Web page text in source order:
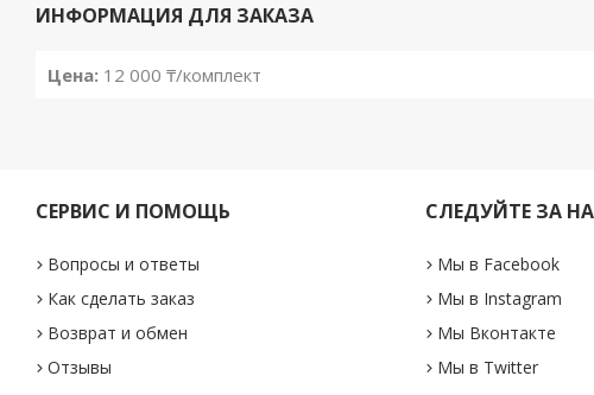
ИНФОРМАЦИЯ ДЛЯ ЗАКАЗА
Цена: 12 000 ₸/комплект
СЕРВИС И ПОМОЩЬ
Вопросы и ответы
Как сделать заказ
Возврат и обмен
Отзывы
СЛЕДУЙТЕ ЗА
Мы в Facebook
Мы в Instagram
Мы Вконтакте
Мы в Twitter